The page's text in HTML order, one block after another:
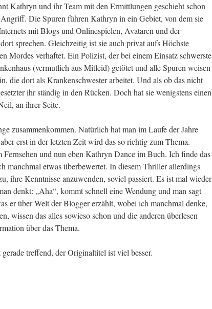
Kathryn und ihr Team mit den Ermittlungen geschieht schon
Angriff. Die Spuren führen Kathryn in ein Gebiet, von dem sie
mit Blogs und Onlinespielen, Avataren und der
sprechen. Gleichzeitig ist sie auch privat aufs Höchste
Mordes verhaftet. Ein Polizist, der bei einem Einsatz schwerste
(vermutlich aus Mitleid) getötet und alle Spuren weisen
die dort als Krankenschwester arbeitet. Und als ob das nicht
ihr ständig in den Rücken. Doch hat sie wenigstens einen
an ihrer Seite.
zusammenkommen. Natürlich hat man im Laufe der Jahre
erst in der letzten Zeit wird das so richtig zum Thema.
und nun eben Kathryn Dance im Buch. Ich finde das
manchmal etwas überbewertet. In diesem Thriller allerdings
ihre Kenntnisse anzuwenden, soviel passiert. Es ist mal wieder
denkt: „Aha“, kommt schnell eine Wendung und man sagt
er über Welt der Blogger erzählt, wobei ich manchmal denke,
wissen das alles sowieso schon und die anderen überlesen
über das Thema.
treffend, der Originaltitel ist viel besser.